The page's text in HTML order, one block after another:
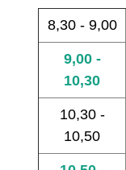
8,30 - 9,00
9,00 -
10,30
10,30 -
10,50